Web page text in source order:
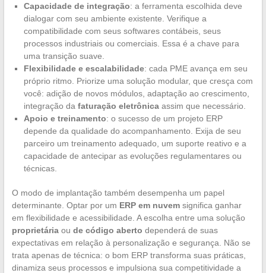
Capacidade de integração: a ferramenta escolhida deve
dialogar com seu ambiente existente. Verifique a
compatibilidade com seus softwares contábeis, seus
processos industriais ou comerciais. Essa é a chave para
uma transição suave.
Flexibilidade e escalabilidade: cada PME avança em seu
próprio ritmo. Priorize uma solução modular, que cresça com
você: adição de novos módulos, adaptação ao crescimento,
integração da faturação eletrônicaassim que necessário.
Apoio e treinamento: o sucesso de um projeto ERP
depende da qualidade do acompanhamento. Exija de seu
parceiro um treinamento adequado, um suporte reativo e a
capacidade de antecipar as evoluções regulamentares ou
técnicas.
O modo de implantação também desempenha um papel
determinante. Optar por um ERP em nuvemsignifica ganhar
em flexibilidade e acessibilidade. A escolha entre uma solução
proprietáriaou de código aberto dependerá de suas
expectativas em relação à personalização e segurança. Não se
trata apenas de técnica: o bom ERP transforma suas práticas,
dinamiza seus processos e impulsiona sua competitividade a